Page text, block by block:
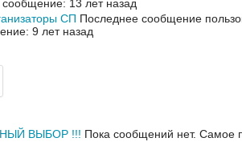
13 лет назад
СП Последнее сообщение
9 лет назад
ВЫБОР !!! Пока сообщений нет. Самое